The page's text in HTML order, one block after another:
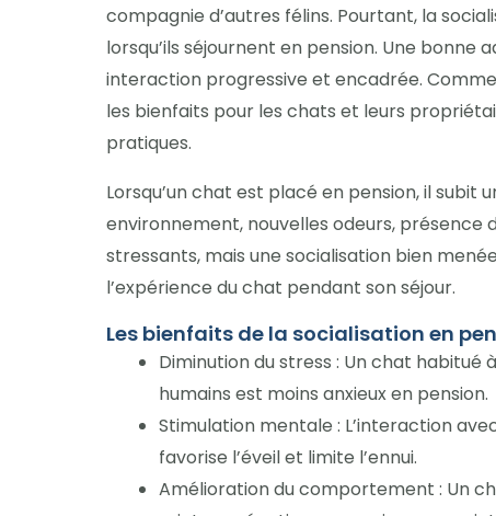
compagnie d’autres félins. Pourtant, la
lorsqu’ils séjournent en pension. Une
interaction progressive et encadrée.
les bienfaits pour les chats et leurs
pratiques.
Lorsqu’un chat est placé en pension, il subit
environnement, nouvelles odeurs, présence
stressants, mais une socialisation bien
l’expérience du chat pendant son séjour.
Les bienfaits de la socialisation en
Diminution du stress : Un chat habitué
humains est moins anxieux en pension.
Stimulation mentale : L’interaction
favorise l’éveil et limite l’ennui.
Amélioration du comportement : Un